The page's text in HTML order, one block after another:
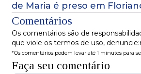
de Maria é preso em
Comentários
Os comentários são de
que viole os termos de uso,
*Os comentários podem levar até 1 minutos para
Faça seu comentário